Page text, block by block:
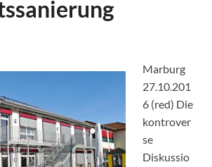
Marburg
27.10.201
6 (red) Die
kontrover
se
Diskussio